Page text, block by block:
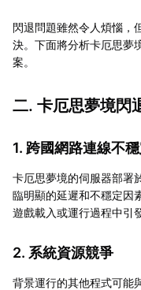
閃退問題雖然令人煩惱，
決。下面將分析卡厄思夢
案。
二. 卡厄思夢境閃
1. 跨國網路連線不
卡厄思夢境的伺服器部署
臨明顯的延遲和不穩定因
遊戲載入或運行過程中引
2. 系統資源競爭
背景運行的其他程式可能